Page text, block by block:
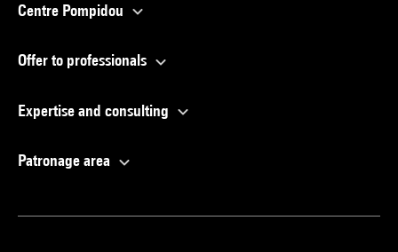
Centre Pompidou
Offer to professionals
Expertise and consulting
Patronage area